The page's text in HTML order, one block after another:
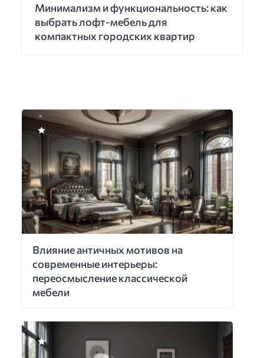
Минимализм и функциональность: как
выбрать лофт-мебель для
компактных городских квартир
Влияние античных мотивов на
современные интерьеры:
переосмысление классической
мебели